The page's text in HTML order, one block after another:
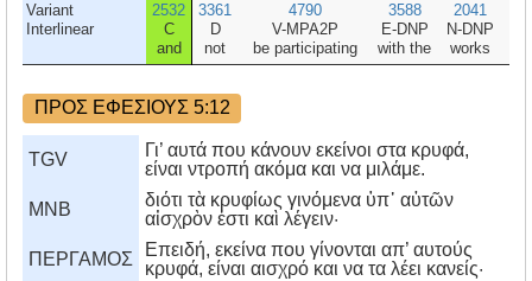
Variant
Interlinear
2532
C
and
3361
D
not
4790
V-MPA2P
be participating
3588
E-DNP
with the
2041
N-DNP
works
ΠΡΟΣ ΕΦΕΣΙΟΥΣ 5:12
TGV
Γι’ αυτά που κάνουν εκείνοι στα κρυφά,
είναι ντροπή ακόμα και να μιλάμε.
MNB
διότι τὰ κρυφίως γινόμενα ὑπ᾿ αὐτῶν
αἰσχρὸν ἐστι καὶ λέγειν·
ΠΕΡΓΑΜΟΣ
Eπειδή, εκείνα που γίνονται απ’ αυτούς
κρυφά, είναι αισχρό και να τα λέει κανείς·